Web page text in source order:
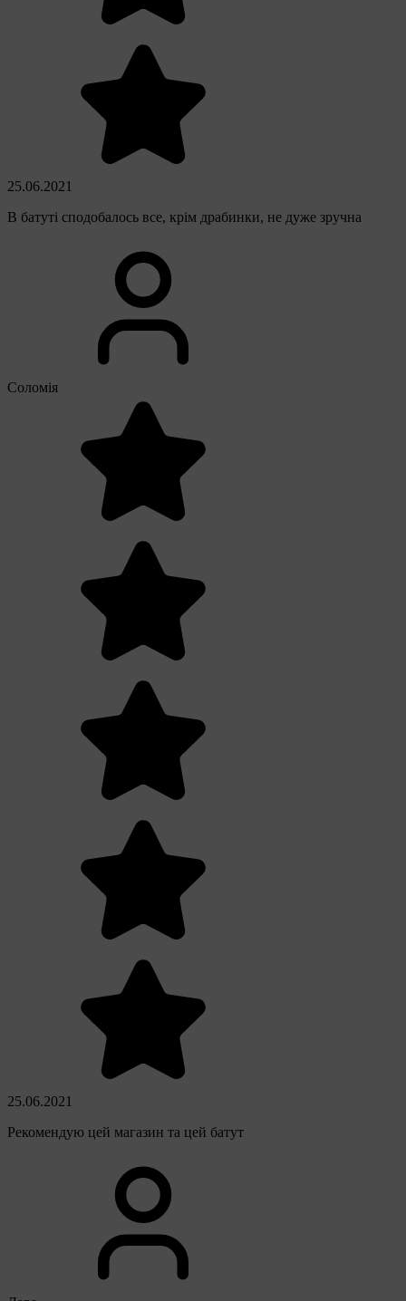
25.06.2021
В батуті сподобалось все, крім драбинки, не дуже зручна
Соломія
25.06.2021
Рекомендую цей магазин та цей батут